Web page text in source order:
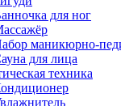
для ног
маникюрно-
для лица
техника